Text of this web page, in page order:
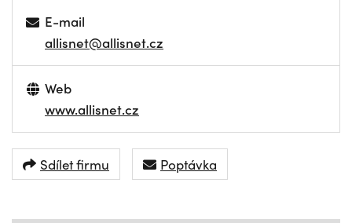
E-mail
allisnet@allisnet.cz
Web
www.allisnet.cz
Sdílet firmu Poptávka